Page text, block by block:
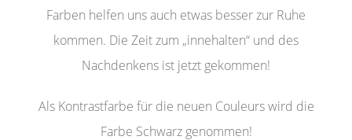
Farben helfen uns auch etwas besser zur Ruhe
kommen. Die Zeit zum „innehalten“ und des
Nachdenkens ist jetzt gekommen!
Als Kontrastfarbe für die neuen Couleurs wird die
Farbe Schwarz genommen!